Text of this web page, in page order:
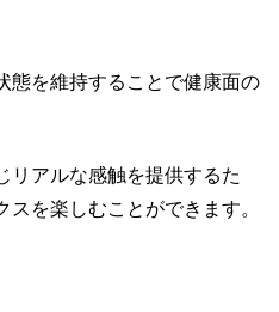
態を維持することで健康面の
リアルな感触を提供するた
を楽しむことができます。